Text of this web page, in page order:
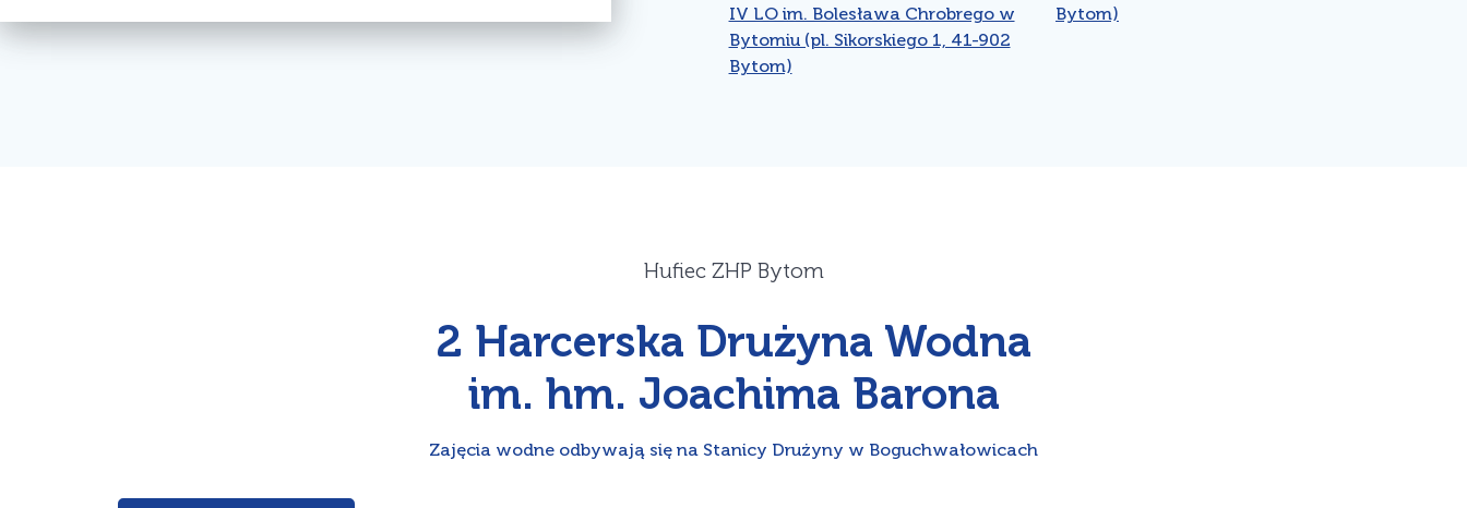
IV LO im. Bolesława Chrobrego w
Bytomiu (pl. Sikorskiego 1, 41-902
Bytom)
Bytom)
Hufiec ZHP Bytom
2 Harcerska Drużyna Wodna
im. hm. Joachima Barona
Zajęcia wodne odbywają się na Stanicy Drużyny w Boguchwałowicach